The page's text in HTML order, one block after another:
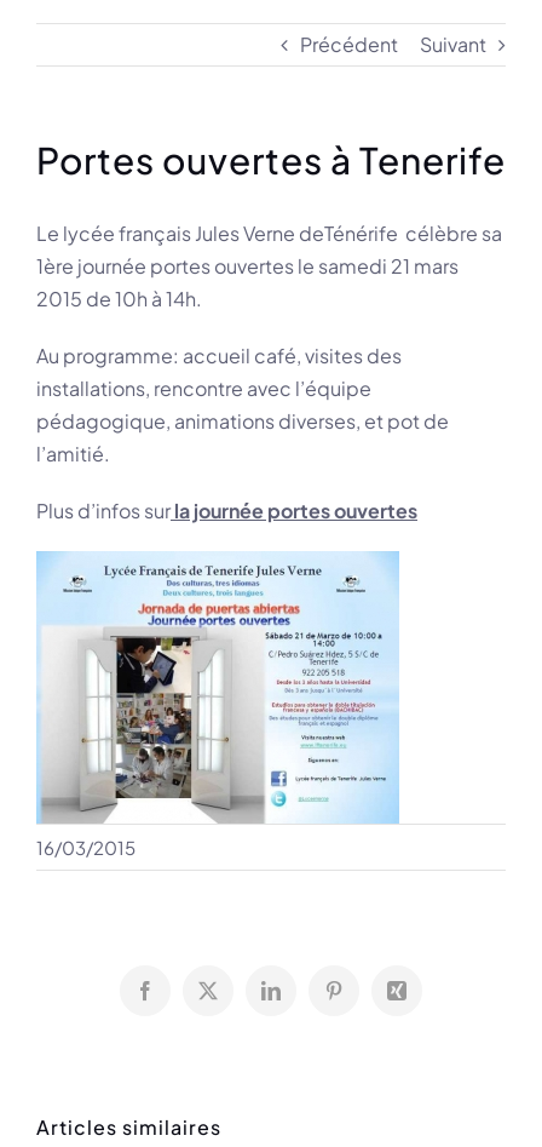
Précédent Suivant
Portes ouvertes à Tenerife
Le lycée français Jules Verne deTénérife célèbre sa
1ère journée portes ouvertes le samedi 21 mars
2015 de 10h à 14h.
Au programme: accueil café, visites des
installations, rencontre avec l’équipe
pédagogique, animations diverses, et pot de
l’amitié.
Plus d’infos surla journée portes ouvertes
16/03/2015
Facebook
X LinkedInPinterestXing
Articles similaires